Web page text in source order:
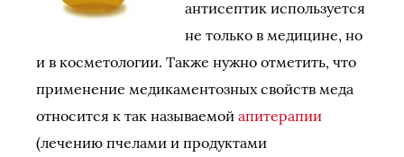
антисептик используется
не только в медицине, но
и в косметологии. Также нужно отметить, что
применение медикаментозных свойств меда
относится к так называемой апитерапии
(лечению пчелами и продуктами